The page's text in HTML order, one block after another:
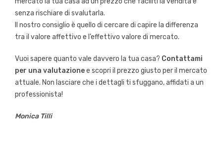
senza rischiare di svalutarla.
Il nostro consiglio è quello di cercare di capire la differenza
tra il valore affettivo e l’effettivo valore di mercato.
Vuoi sapere quanto vale davvero la tua casa? Contattami
per una valutazionee scopri il prezzo giusto per il mercato
attuale. Non lasciare che i dettagli ti sfuggano, affidati a un
professionista!
Monica Tilli